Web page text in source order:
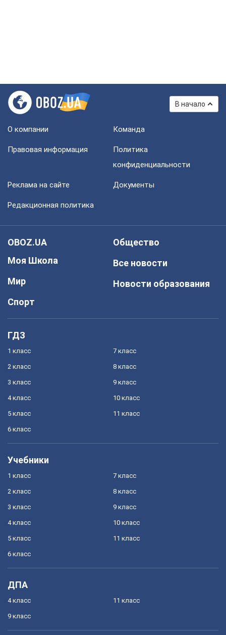
В начало
О компании Команда
Правовая информация
Политика
конфиденциальности
Реклама на сайте Документы
Редакционная политика
OBOZ.UA
Моя Школа
Мир
Спорт
Общество
Все новости
Новости образования
ГДЗ
1 класс
2 класс
3 класс
4 класс
5 класс
6 класс
7 класс
8 класс
9 класс
10 класс
11 класс
Учебники
1 класс
2 класс
3 класс
4 класс
5 класс
6 класс
7 класс
8 класс
9 класс
10 класс
11 класс
ДПА
4 класс
9 класс
11 класс